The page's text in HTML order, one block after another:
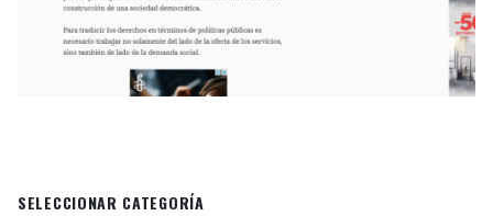
SELECCIONAR CATEGORÍA